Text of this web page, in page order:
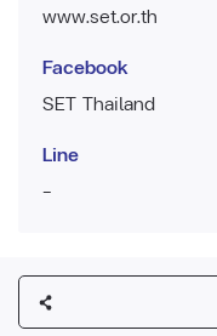
www.set.or.th
Facebook
SET Thailand
Line
-